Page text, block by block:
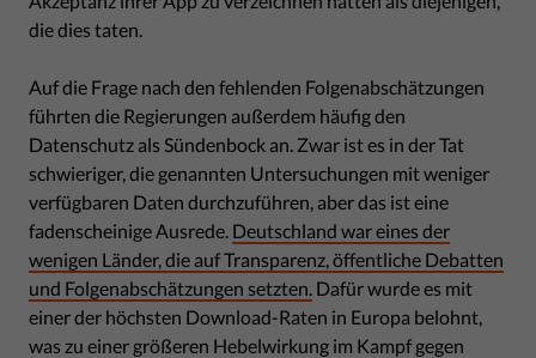
die dies taten.
Auf die Frage nach den fehlenden Folgenabschätzungen
führten die Regierungen außerdem häufig den
Datenschutz als Sündenbock an. Zwar ist es in der Tat
schwieriger, die genannten Untersuchungen mit weniger
verfügbaren Daten durchzuführen, aber das ist eine
fadenscheinige Ausrede. Deutschland war eines der
wenigen Länder, die auf Transparenz, öffentliche Debatten
und Folgenabschätzungen setzten. Dafür wurde es mit
einer der höchsten Download-Raten in Europa belohnt,
was zu einer größeren Hebelwirkung im Kampf gegen